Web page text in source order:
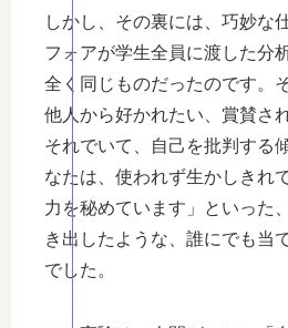
しかし、その裏には、巧妙な
フォアが学生全員に渡した分
全く同じものだったのです。
他人から好かれたい、賞賛さ
それでいて、自己を批判する
なたは、使われず生かしきれ
力を秘めています」といった
き出したような、誰にでも当
でした。